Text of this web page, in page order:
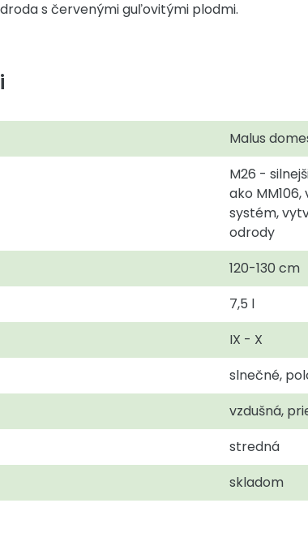
s červenými guľovitými plodmi.
Malus
M26 -
ako
systém,
odrody
120-130 cm
7,5 l
IX - X
slnečné,
vzdušná,
stredná
skladom